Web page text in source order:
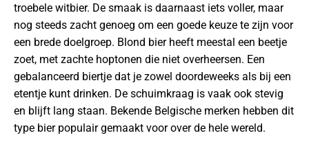
troebele witbier. De smaak is daarnaast iets voller, maar
nog steeds zacht genoeg om een goede keuze te zijn voor
een brede doelgroep. Blond bier heeft meestal een beetje
zoet, met zachte hoptonen die niet overheersen. Een
gebalanceerd biertje dat je zowel doordeweeks als bij een
etentje kunt drinken. De schuimkraag is vaak ook stevig
en blijft lang staan. Bekende Belgische merken hebben dit
type bier populair gemaakt voor over de hele wereld.